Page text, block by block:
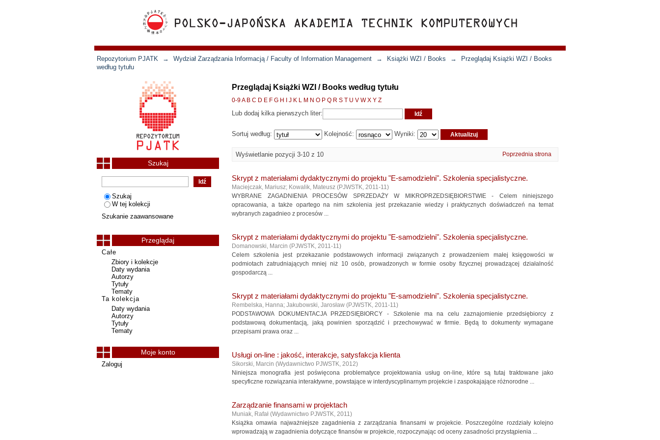
Repozytorium PJATK → Wydział Zarządzania Informacją / Faculty of Information Management → Książki WZI / Books →
Przeglądaj Książki WZI / Books
według tytułu
Przeglądaj Książki WZI / Books według tytułu
0-9A B C D E F G H J K L M N O P Q R S T U V W X Y Z
Lub dodaj kilka pierwszych liter:
Sortuj według: Kolejność: Wyniki:
Wyświetlanie pozycji 3-10 z 10 Poprzednia strona
Skrypt z materiałami dydaktycznymi do projektu "E-samodzielni". Szkolenia specjalistyczne.
Maciejczak, Mariusz; Kowalik, Mateusz (PJWSTK, 2011-11)
WYBRANE ZAGADNIENIA PROCESÓW SPRZEDAŻY W MIKROPRZEDSIĘBIORSTWIE - Celem niniejszego
opracowania, a także opartego na nim szkolenia jest przekazanie wiedzy i praktycznych doświadczeń na temat
wybranych zagadnieo z procesów ...
Skrypt z materiałami dydaktycznymi do projektu "E-samodzielni". Szkolenia specjalistyczne.
Domanowski, Marcin (PJWSTK, 2011-11)
Celem szkolenia jest przekazanie podstawowych informacji związanych z prowadzeniem małej księgowości w
podmiotach zatrudniających mniej niż 10 osób, prowadzonych w formie osoby fizycznej prowadzącej działalność
gospodarczą ...
Skrypt z materiałami dydaktycznymi do projektu "E-samodzielni". Szkolenia specjalistyczne.
Rembelska, Hanna; Jakubowski, Jarosław (PJWSTK, 2011-11)
PODSTAWOWA DOKUMENTACJA PRZEDSIĘBIORCY - Szkolenie ma na celu zaznajomienie przedsiębiorcy z
podstawową dokumentacją, jaką powinien sporządzić i przechowywać w firmie. Będą to dokumenty wymagane
przepisami prawa oraz ...
Usługi on-line : jakość, interakcje, satysfakcja klienta
Sikorski, Marcin (Wydawnictwo PJWSTK, 2012)
Niniejsza monografia jest poświęcona problematyce projektowania usług on-line, które są tutaj traktowane jako
specyficzne rozwiązania interaktywne, powstające w interdyscyplinarnym projekcie i zaspokajające różnorodne ...
Zarządzanie finansami w projektach
Muniak, Rafał (Wydawnictwo PJWSTK, 2011)
Książka omawia najważniejsze zagadnienia z zarządzania finansami w projekcie. Poszczególne rozdziały kolejno
wprowadzają w zagadnienia dotyczące finansów w projekcie, rozpoczynając od oceny zasadności przystąpienia ...
Szukaj
Szukaj
W tej kolekcji
Szukanie zaawansowane
Przeglądaj
Całe
Zbiory i kolekcje
Daty wydania
Autorzy
Tytuły
Tematy
Ta kolekcja
Daty wydania
Autorzy
Tytuły
Tematy
Moje konto
Zaloguj